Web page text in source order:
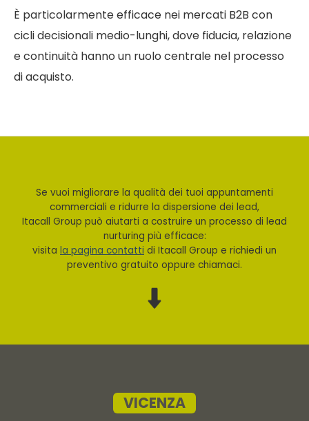
È particolarmente efficace nei mercati B2B con
cicli decisionali medio-lunghi, dove fiducia, relazione
e continuità hanno un ruolo centrale nel processo
di acquisto.
Se vuoi migliorare la qualità dei tuoi appuntamenti
commerciali e ridurre la dispersione dei lead,
Itacall Group può aiutarti a costruire un processo di lead
nurturing più efficace:
visita la pagina contatti di Itacall Group e richiedi un
preventivo gratuito oppure chiamaci.
VICENZA